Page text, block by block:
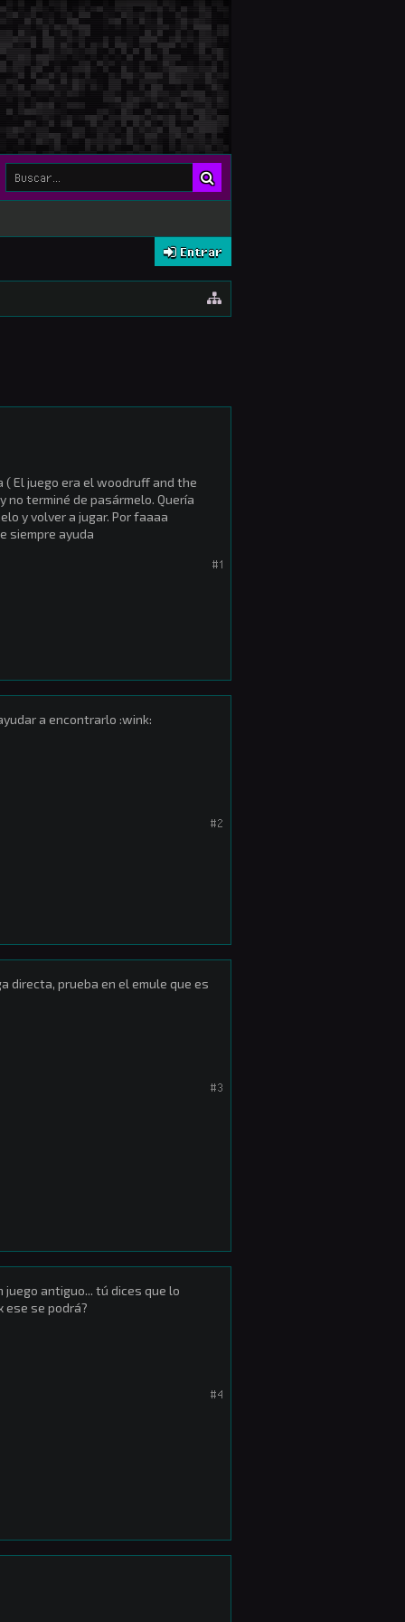
Entrar
( El juego era el woodruff and the
no terminé de pasármelo. Quería
y volver a jugar. Por faaaa
siempre ayuda
#1
a encontrarlo :wink:
#2
directa, prueba en el emule que es
#3
juego antiguo... tú dices que lo
ese se podrá?
#4